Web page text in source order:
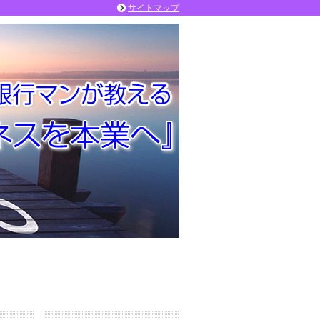
サイトマップ